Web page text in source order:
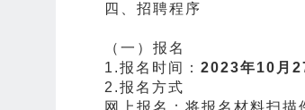
四、招聘程序
（一）报名
1.报名时间： 2023年10月
2.报名方式
网上报名：将报名材料扫描